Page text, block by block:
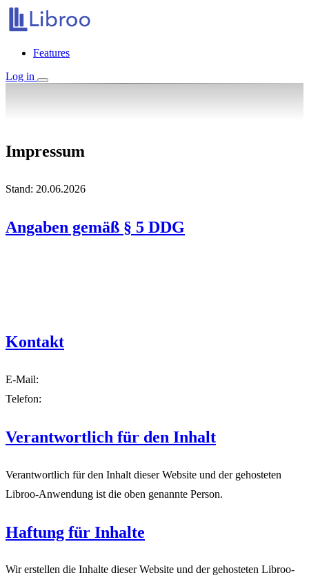
Features
Log in
Impressum
Stand: 20.06.2026
Angaben gemäß § 5 DDG
Kontakt
E-Mail:
Telefon:
Verantwortlich für den Inhalt
Verantwortlich für den Inhalt dieser Website und der gehosteten
Libroo-Anwendung ist die oben genannte Person.
Haftung für Inhalte
Wir erstellen die Inhalte dieser Website und der gehosteten Libroo-